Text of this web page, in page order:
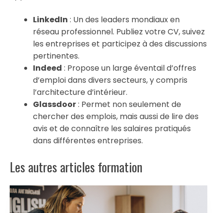
LinkedIn : Un des leaders mondiaux en
réseau professionnel. Publiez votre CV, suivez
les entreprises et participez à des discussions
pertinentes.
Indeed : Propose un large éventail d’offres
d’emploi dans divers secteurs, y compris
l’architecture d’intérieur.
Glassdoor: Permet non seulement de
chercher des emplois, mais aussi de lire des
avis et de connaître les salaires pratiqués
dans différentes entreprises.
Les autres articles formation